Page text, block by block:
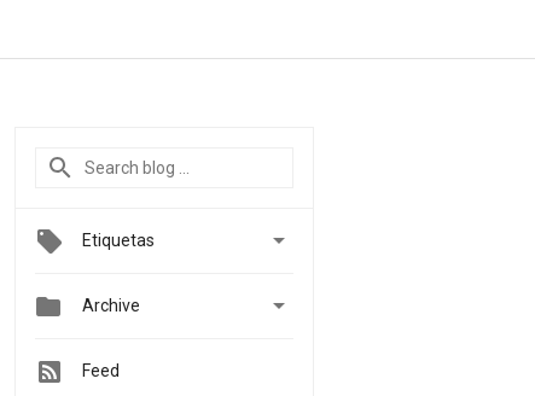
Etiquetas 
 Archive 
Feed